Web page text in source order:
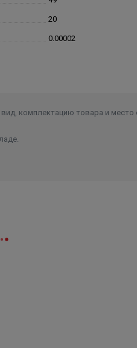
20
0.00002
комплектацию товара и место